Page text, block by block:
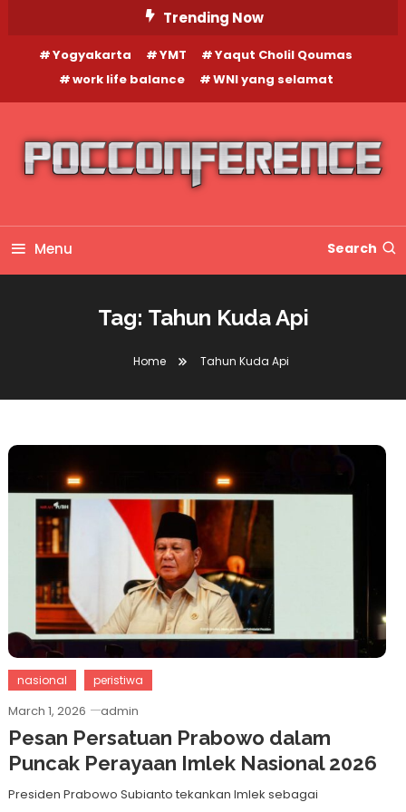
Content
Trending Now
Yogyakarta YMT
Yaqut Cholil Qoumas
work life balance
WNI yang selamat
Menu Search
Tag: Tahun Kuda Api
Home Tahun Kuda Api
nasional peristiwa
March 1, 2026 admin
Pesan Persatuan Prabowo dalam
Puncak Perayaan Imlek Nasional 2026
Presiden Prabowo Subianto tekankan Imlek sebagai